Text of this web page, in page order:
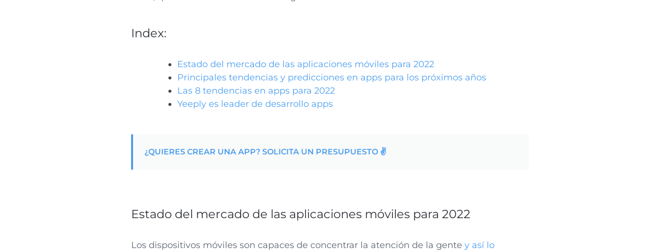
Index:
Estado del mercado de las aplicaciones móviles para 2022
Principales tendencias y predicciones en apps para los próximos años
Las 8 tendencias en apps para 2022
Yeeply es leader de desarrollo apps
¿QUIERES CREAR UNA APP? SOLICITA UN PRESUPUESTO ✌️
Estado del mercado de las aplicaciones móviles para 2022
Los dispositivos móviles son capaces de concentrar la atención de la gente y así lo